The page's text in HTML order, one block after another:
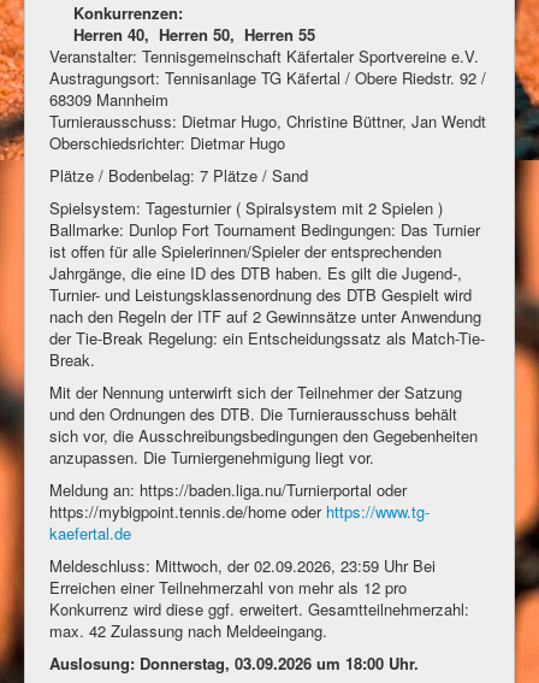
Konkurrenzen:
Herren 40, Herren 50, Herren 55
Veranstalter: Tennisgemeinschaft Käfertaler Sportvereine e.V.
Austragungsort: Tennisanlage TG Käfertal / Obere Riedstr. 92 /
68309 Mannheim
Turnierausschuss: Dietmar Hugo, Christine Büttner, Jan Wendt
Oberschiedsrichter: Dietmar Hugo
Plätze / Bodenbelag: 7 Plätze / Sand
Spielsystem: Tagesturnier ( Spiralsystem mit 2 Spielen )
Ballmarke: Dunlop Fort Tournament Bedingungen: Das Turnier
ist offen für alle Spielerinnen/Spieler der entsprechenden
Jahrgänge, die eine ID des DTB haben. Es gilt die Jugend-,
Turnier- und Leistungsklassenordnung des DTB Gespielt wird
nach den Regeln der ITF auf 2 Gewinnsätze unter Anwendung
der Tie-Break Regelung: ein Entscheidungssatz als Match-Tie-
Break.
Mit der Nennung unterwirft sich der Teilnehmer der Satzung
und den Ordnungen des DTB. Die Turnierausschuss behält
sich vor, die Ausschreibungsbedingungen den Gegebenheiten
anzupassen. Die Turniergenehmigung liegt vor.
Meldung an: https://baden.liga.nu/Turnierportal oder
https://mybigpoint.tennis.de/home oder https://www.tg-
kaefertal.de
Meldeschluss: Mittwoch, der 02.09.2026, 23:59 Uhr Bei
Erreichen einer Teilnehmerzahl von mehr als 12 pro
Konkurrenz wird diese ggf. erweitert. Gesamtteilnehmerzahl:
max. 42 Zulassung nach Meldeeingang.
Auslosung: Donnerstag, 03.09.2026 um 18:00 Uhr.